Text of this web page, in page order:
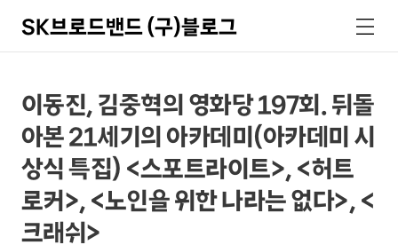
SK브로드밴드 (구)블로그
색
메
뉴
상
세
컨
텐
츠
본
문
제
목
이동진, 김중혁의 영화당 197회. 뒤돌
아본 21세기의 아카데미(아카데미 시
상식 특집) <스포트라이트>, <허트
로커>, <노인을 위한 나라는 없다>, <
크래쉬>